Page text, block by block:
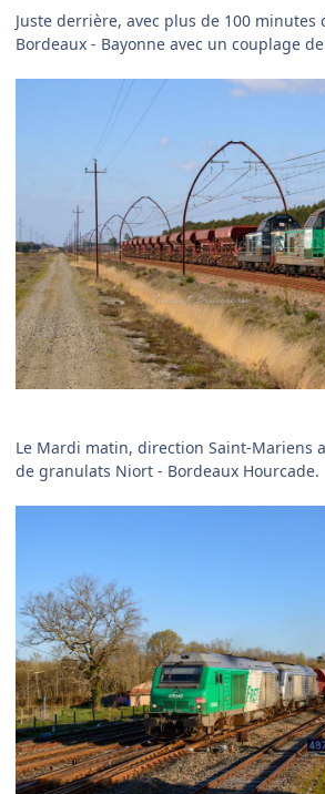
Juste derrière, avec plus de 100 minutes
Bordeaux - Bayonne avec un couplage de
Le Mardi matin, direction Saint-Mariens
de granulats Niort - Bordeaux Hourcade.